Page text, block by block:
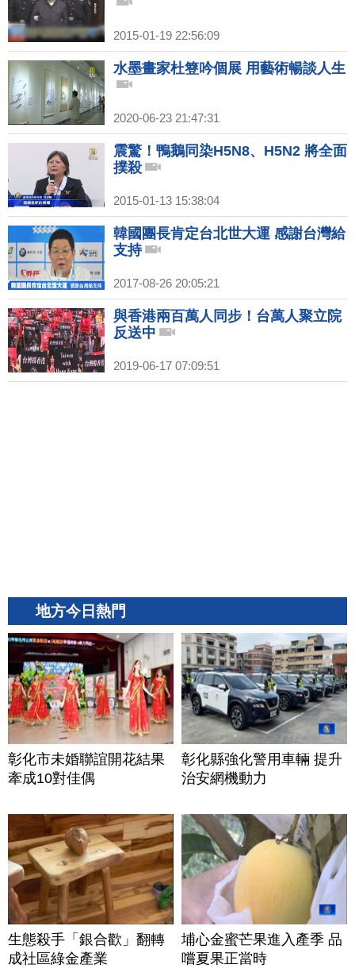
2015-01-19 22:56:09
水墨畫家杜簦吟個展 用藝術暢談人生
2020-06-23 21:47:31
震驚！鴨鵝同染H5N8、H5N2 將全面
撲殺
2015-01-13 15:38:04
韓國團長肯定台北世大運 感謝台灣給
支持
2017-08-26 20:05:21
與香港兩百萬人同步！台萬人聚立院
反送中
2019-06-17 07:09:51
地方今日熱門
彰化市未婚聯誼開花結果
牽成10對佳偶
彰化縣強化警用車輛 提升
治安網機動力
生態殺手「銀合歡」翻轉
成社區綠金產業
埔心金蜜芒果進入產季 品
嚐夏果正當時